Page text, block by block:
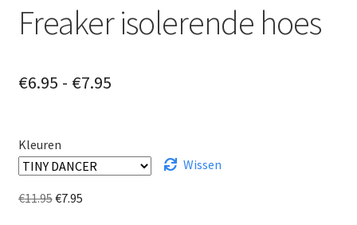
Freaker isolerende hoes
€6.95 - €7.95Prijsklasse:
€7.95
Kleuren
Wissen
€11.95Oorspronkelijke
€7.95Huidige